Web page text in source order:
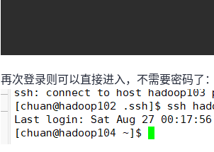
再次登录则可以直接进入，不需要密码了